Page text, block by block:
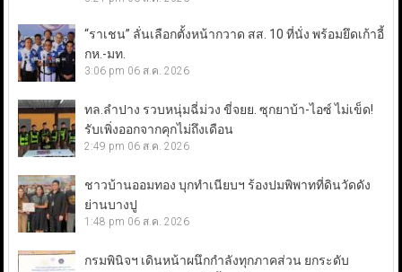
“ราเชน” ลั่นเลือกตั้งหน้ากวาด สส. 10 ที่นั่ง พร้อมยึดเก้าอี้
กห.-มท.
3:06 pm 06 ส.ค. 2026
ทล.ลำปาง รวบหนุ่มฉี่ม่วง ขี่จยย. ซุกยาบ้า-ไอซ์ ไม่เข็ด!
รับเพิ่งออกจากคุกไม่ถึงเดือน
2:49 pm 06 ส.ค. 2026
ชาวบ้านออมทอง บุกทำเนียบฯ ร้องปมพิพาทที่ดินวัดดัง
ย่านบางปู
1:48 pm 06 ส.ค. 2026
กรมพินิจฯ เดินหน้าผนึกกำลังทุกภาคส่วน ยกระดับ